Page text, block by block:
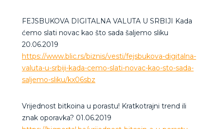
FEJSBUKOVA DIGITALNA VALUTA U SRBIJI Kada
ćemo slati novac kao što sada šaljemo sliku
20.06.2019
https://www.blic.rs/biznis/vesti/fejsbukova-digitalna-
valuta-u-srbiji-kada-cemo-slati-novac-kao-sto-sada-
saljemo-sliku/kx06sbz
Vrijednost bitkoina u porastu! Kratkotrajni trend ili
znak oporavka? 01.06.2019